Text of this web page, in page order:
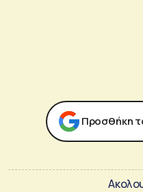
Προσθήκη